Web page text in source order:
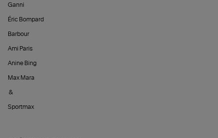
Ganni
Éric Bompard
Barbour
Ami Paris
Anine Bing
Max Mara
&
Sportmax